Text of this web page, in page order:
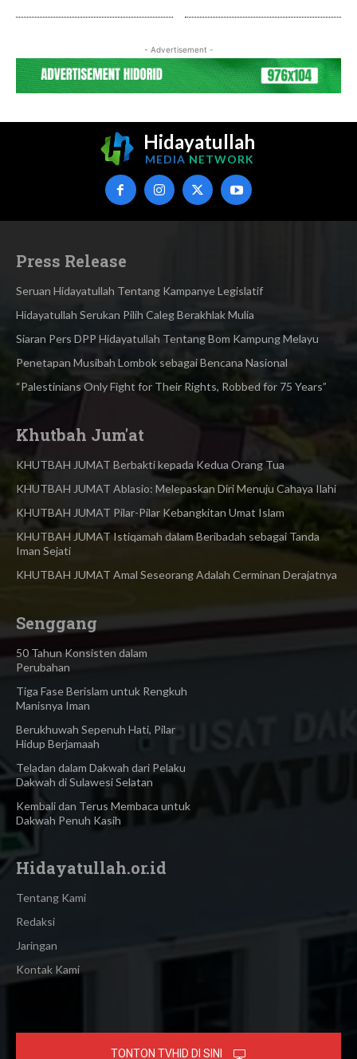
- Advertisement -
Hidayatullah
MEDIA NETWORK
Press Release
Seruan Hidayatullah Tentang Kampanye Legislatif
Hidayatullah Serukan Pilih Caleg Berakhlak Mulia
Siaran Pers DPP Hidayatullah Tentang Bom Kampung Melayu
Penetapan Musibah Lombok sebagai Bencana Nasional
“Palestinians Only Fight for Their Rights, Robbed for 75 Years”
Khutbah Jum'at
KHUTBAH JUMAT Berbakti kepada Kedua Orang Tua
KHUTBAH JUMAT Ablasio: Melepaskan Diri Menuju Cahaya Ilahi
KHUTBAH JUMAT Pilar-Pilar Kebangkitan Umat Islam
KHUTBAH JUMAT Istiqamah dalam Beribadah sebagai Tanda
Iman Sejati
KHUTBAH JUMAT Amal Seseorang Adalah Cerminan Derajatnya
Senggang
50 Tahun Konsisten dalam
Perubahan
Tiga Fase Berislam untuk Rengkuh
Manisnya Iman
Berukhuwah Sepenuh Hati, Pilar
Hidup Berjamaah
Teladan dalam Dakwah dari Pelaku
Dakwah di Sulawesi Selatan
Kembali dan Terus Membaca untuk
Dakwah Penuh Kasih
Hidayatullah.or.id
Tentang Kami
Redaksi
Jaringan
Kontak Kami
TONTON TVHID DI SINI